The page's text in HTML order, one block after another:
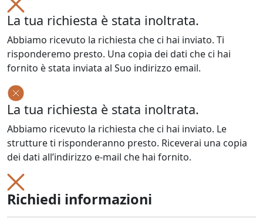
La tua richiesta è stata inoltrata.
Abbiamo ricevuto la richiesta che ci hai inviato. Ti
risponderemo presto. Una copia dei dati che ci hai
fornito è stata inviata al Suo indirizzo email.
La tua richiesta è stata inoltrata.
Abbiamo ricevuto la richiesta che ci hai inviato. Le
strutture ti risponderanno presto. Riceverai una copia
dei dati all’indirizzo e-mail che hai fornito.
Richiedi informazioni